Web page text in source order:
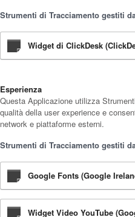
Strumenti di Tracciamento gestiti
Widget di ClickDesk
Esperienza
Questa Applicazione utilizza
qualità della user experience e
network e piattaforme esterni.
Strumenti di Tracciamento gestiti
Google Fonts (Google
Widget Video YouTube